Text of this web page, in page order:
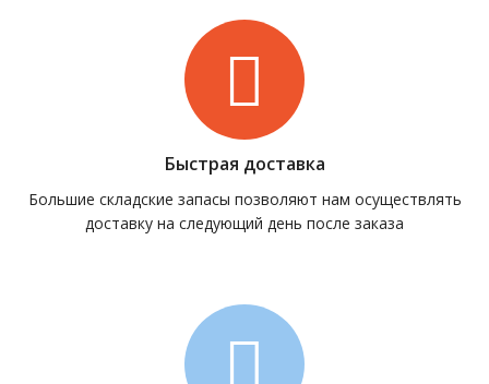
Быстрая доставка
Большие складские запасы позволяют нам осуществлять
доставку на следующий день после заказа